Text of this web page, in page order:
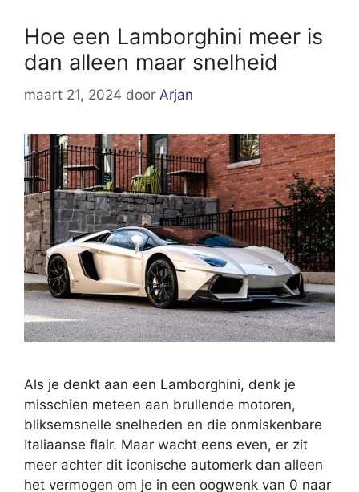
Hoe een Lamborghini meer is
dan alleen maar snelheid
maart 21, 2024 door Arjan
Als je denkt aan een Lamborghini, denk je
misschien meteen aan brullende motoren,
bliksemsnelle snelheden en die onmiskenbare
Italiaanse flair. Maar wacht eens even, er zit
meer achter dit iconische automerk dan alleen
het vermogen om je in een oogwenk van 0 naar